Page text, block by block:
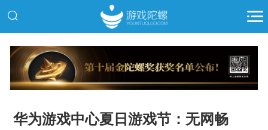
推广
华为游戏中心夏日游戏节：无网畅